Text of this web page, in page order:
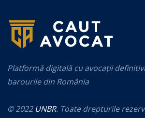
Platformă digitală cu avocații
barourile din România
© 2022 UNBR. Toate drepturile